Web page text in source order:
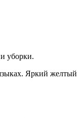
уборки.
Яркий желтый